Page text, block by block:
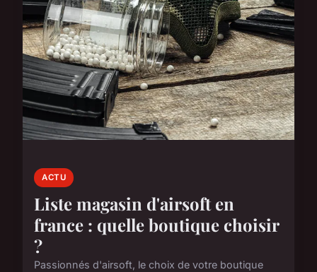
ACTU
Liste magasin d'airsoft en
france : quelle boutique choisir
?
Passionnés d'airsoft, le choix de votre boutique